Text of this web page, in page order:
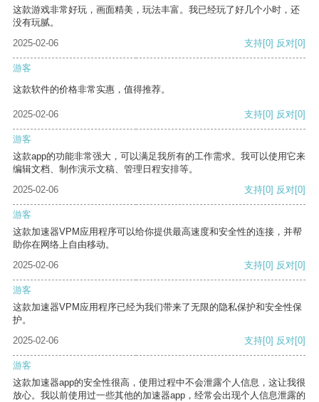
这款游戏非常好玩，画面精美，玩法丰富。我已经玩了好几个小时，还
没有玩腻。
2025-02-06
支持[0] 反对[0]
游客
这款软件的价格非常实惠，值得推荐。
2025-02-06 支持[0] 反对[0]
游客
这款app的功能非常强大，可以满足我所有的工作需求。我可以使用它来
编辑文档、制作演示文稿、管理日程安排等。
2025-02-06
支持[0] 反对[0]
游客
这款加速器VPM应用程序可以给你提供最高速度和安全性的连接，并帮
助你在网络上自由移动。
2025-02-06
支持[0] 反对[0]
游客
这款加速器VPM应用程序已经为我们带来了无限的隐私保护和安全性保
护。
2025-02-06
支持[0] 反对[0]
游客
这款加速器app的安全性很高，使用过程中不会泄露个人信息，这让我很
放心。我以前使用过一些其他的加速器app，经常会出现个人信息泄露的